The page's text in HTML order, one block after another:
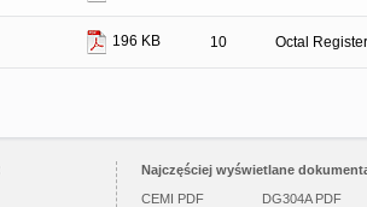
196 KB 10 Octal
Najczęściej wyświetlane
CEMI PDF
DG304A PDF